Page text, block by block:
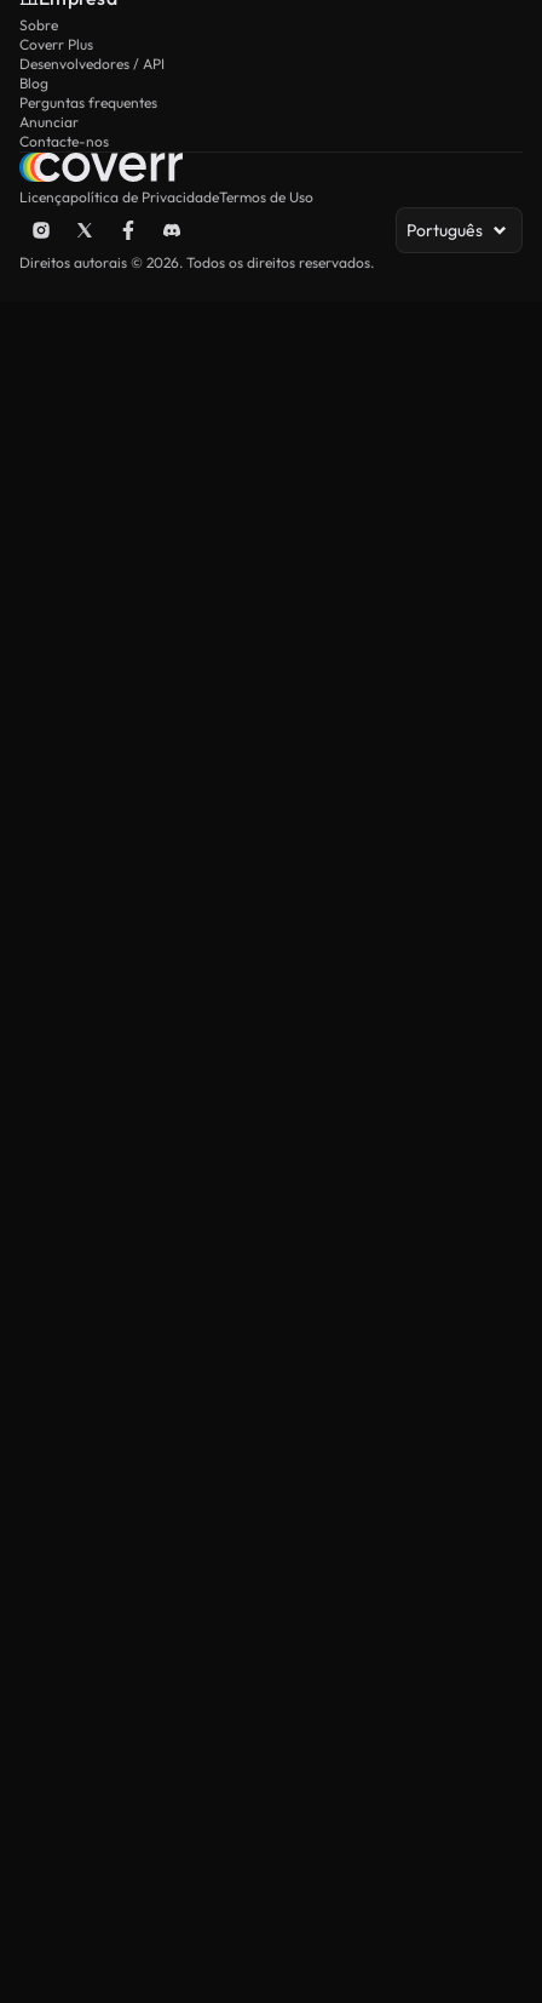
Sobre
Coverr Plus
Desenvolvedores / API
Blog
Perguntas frequentes
Anunciar
Contacte-nos
Licençapolítica de PrivacidadeTermos de Uso
Português
Direitos autorais © 2026. Todos os direitos reservados.